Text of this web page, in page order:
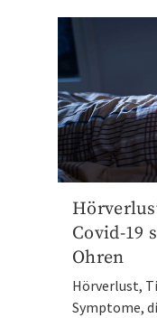
Covid-19
Ohren
Hörverlust,
Symptome,